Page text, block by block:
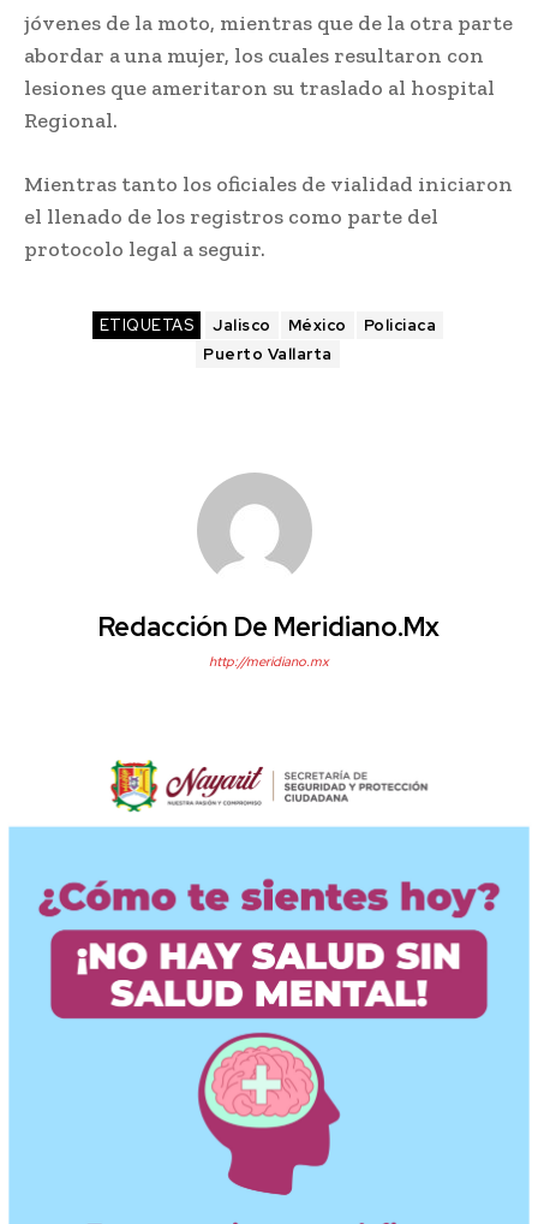
jóvenes de la moto, mientras que de la otra parte
abordar a una mujer, los cuales resultaron con
lesiones que ameritaron su traslado al hospital
Regional.
Mientras tanto los oficiales de vialidad iniciaron
el llenado de los registros como parte del
protocolo legal a seguir.
ETIQUETAS Jalisco México
Policiaca
Puerto Vallarta
Redacción De Meridiano.mx
http://meridiano.mx